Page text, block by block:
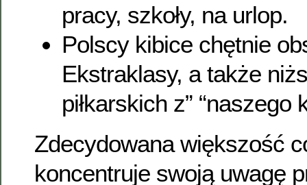
pracy, szkoły, na urlop.
Polscy kibice chętnie
Ekstraklasy, a także
piłkarskich z” “naszego
Zdecydowana większość
koncentruje swoją uwagę